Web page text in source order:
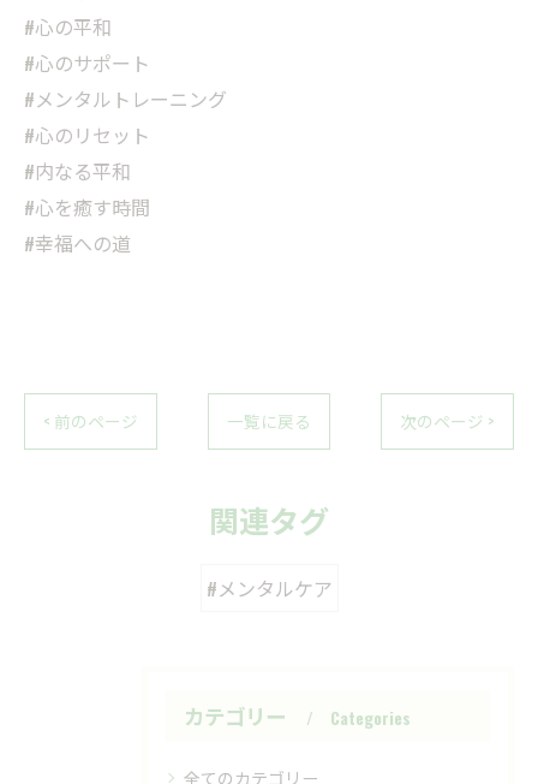
#心の平和
#心のサポート
#メンタルトレーニング
#心のリセット
#内なる平和
#心を癒す時間
#幸福への道
< 前のページ 一覧に戻る 次のページ >
関連タグ
#メンタルケア
カテゴリー Categories
全てのカテゴリー